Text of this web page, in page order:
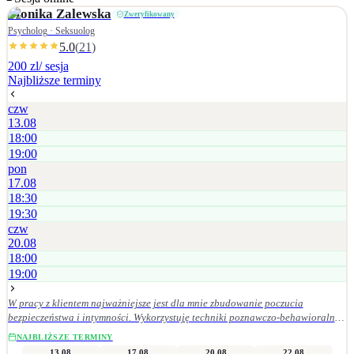
Monika Zalewska Zweryfikowany
Psycholog · Seksuolog
5.0(21)
200 zl/ sesja
Najbliższe terminy
czw
13.08
18:00
19:00
pon
17.08
18:30
19:30
czw
20.08
18:00
19:00
W pracy z klientem najważniejsze jest dla mnie zbudowanie poczucia
bezpieczeństwa i intymności. Wykorzystuję techniki poznawczo-behawioralne,
podejście skoncentrowane na rozwiązaniach (TSR), polegające na
NAJBLIŻSZE TERMINY